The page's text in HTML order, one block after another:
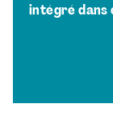
intégré dans